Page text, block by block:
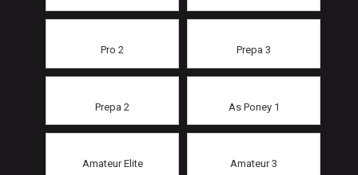
Pro 2 Prepa 3
Prepa 2 As Poney 1
Amateur Elite Amateur 3